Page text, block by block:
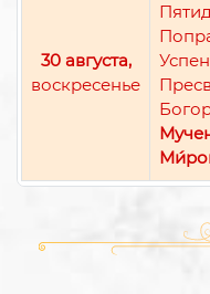
30 августа,
воскресенье